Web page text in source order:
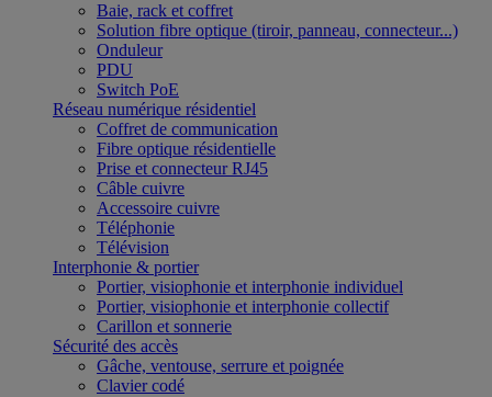
Baie, rack et coffret
Solution fibre optique (tiroir, panneau, connecteur...)
Onduleur
PDU
Switch PoE
Réseau numérique résidentiel
Coffret de communication
Fibre optique résidentielle
Prise et connecteur RJ45
Câble cuivre
Accessoire cuivre
Téléphonie
Télévision
Interphonie & portier
Portier, visiophonie et interphonie individuel
Portier, visiophonie et interphonie collectif
Carillon et sonnerie
Sécurité des accès
Gâche, ventouse, serrure et poignée
Clavier codé